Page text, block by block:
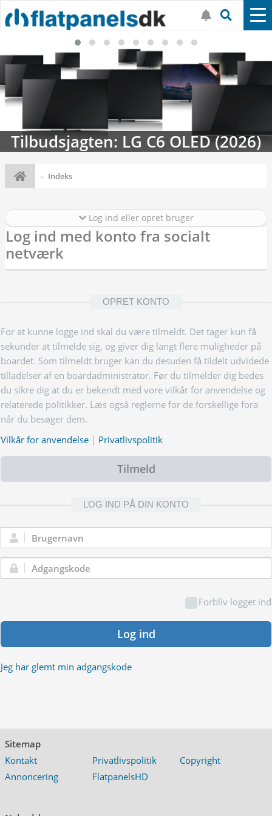
Tilbudsjagten: LG C6 OLED (2026)
Indeks
Log ind eller opret bruger
Log ind med konto fra socialt
netværk
OPRET KONTO
For at kunne logge ind skal du være tilmeldt. Det tager kun få
sekunder at tilmelde sig, og giver dig langt flere muligheder på
boardet. Som tilmeldt bruger kan du desuden få tildelt udvidede
tilladelser af en boardadministrator. Før du tilmelder dig bedes
du sikre dig at du er bekendt med vore vilkår for anvendelse og
relaterede politikker. Læs også reglerne for de forskellige fora
når du besøger dem.
Vilkår for anvendelse | Privatlivspolitik
Tilmeld
LOG IND PÅ DIN KONTO
Brugernavn:
Adgangskode:
Forbliv logget ind
Log ind
Jeg har glemt min adgangskode
Sitemap
Kontakt
Privatlivspolitik
Copyright
Annoncering
FlatpanelsHD